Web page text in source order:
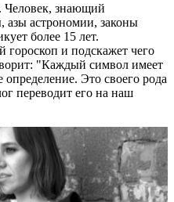
Человек, знающий
азы астрономии, законы
более 15 лет.
гороскоп и подскажет чего
"Каждый символ имеет
определение. Это своего рода
переводит его на наш